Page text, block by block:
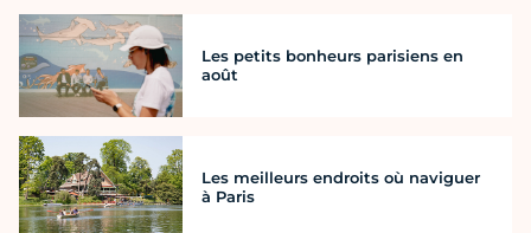
Les petits bonheurs parisiens en
août
Les meilleurs endroits où naviguer
à Paris